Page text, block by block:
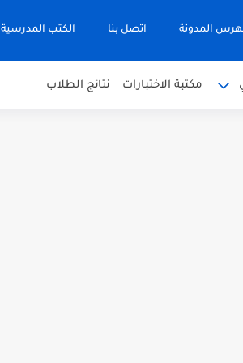
المدونة اتصل بنا الكتب المدرسية
مكتبة الاختبارات نتائج الطلاب